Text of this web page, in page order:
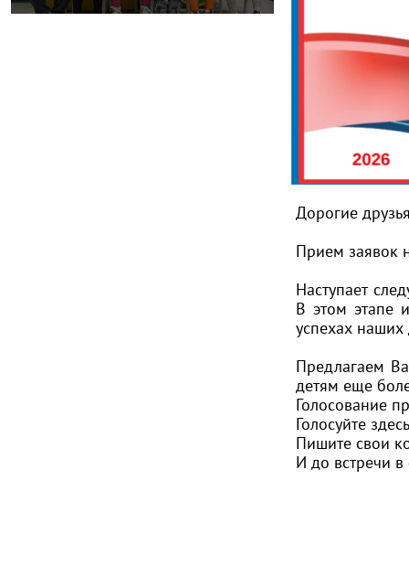
Дорогие
Прием заявок
Наступает
В этом этапе
успехах наших
Предлагаем
детям еще
Голосование
Голосуйте
Пишите свои
И до встречи